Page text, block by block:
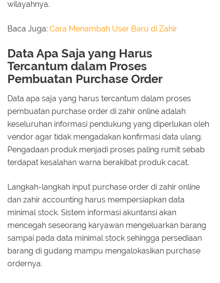
wilayahnya.
Baca Juga: Cara Menambah User Baru di Zahir
Data Apa Saja yang Harus
Tercantum dalam Proses
Pembuatan Purchase Order
Data apa saja yang harus tercantum dalam proses
pembuatan purchase order di zahir online adalah
keseluruhan informasi pendukung yang diperlukan oleh
vendor agar tidak mengadakan konfirmasi data ulang.
Pengadaan produk menjadi proses paling rumit sebab
terdapat kesalahan warna berakibat produk cacat.
Langkah-langkah input purchase order di zahir online
dan zahir accounting harus mempersiapkan data
minimal stock. Sistem informasi akuntansi akan
mencegah seseorang karyawan mengeluarkan barang
sampai pada data minimal stock sehingga persediaan
barang di gudang mampu mengalokasikan purchase
ordernya.